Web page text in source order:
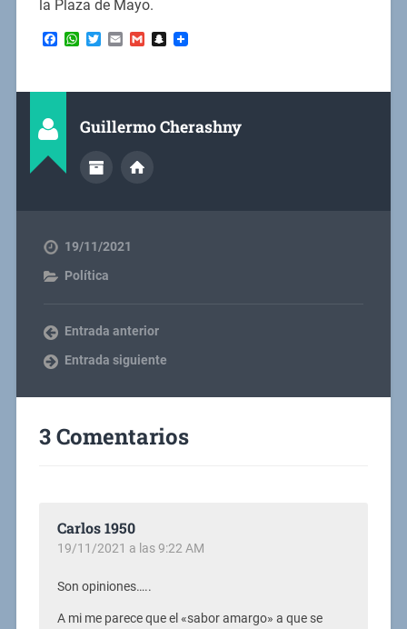
la Plaza de Mayo.
Facebook
WhatsApp
Twitter
EmailGmailSnapchat
Guillermo Cherashny
19/11/2021
Política
Entrada anterior
Entrada siguiente
3 Comentarios
Carlos 1950
19/11/2021 a las 9:22 AM
Son opiniones…..
A mi me parece que el «sabor amargo» a que se